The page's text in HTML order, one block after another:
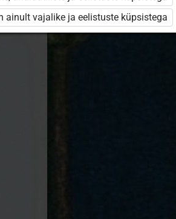
ainult vajalike ja eelistuste küpsistega